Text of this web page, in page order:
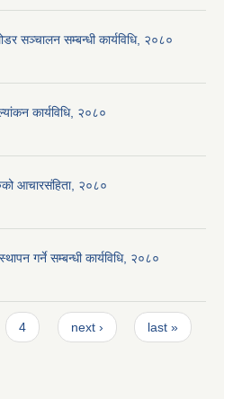
सञ्चालन सम्बन्धी कार्यविधि, २०८०
कार्यविधि, २०८०
आचारसंहिता, २०८०
गर्ने सम्बन्धी कार्यविधि, २०८०
4 next › last »